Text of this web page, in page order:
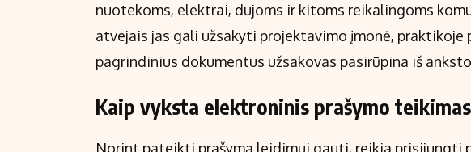
nuotekoms, elektrai, dujoms ir kitoms reikalingoms
atvejais jas gali užsakyti projektavimo įmonė, praktikoje
pagrindinius dokumentus užsakovas pasirūpina iš
Kaip vyksta elektroninis prašymo teikimas
Norint pateikti prašymą leidimui gauti, reikia prisijungti